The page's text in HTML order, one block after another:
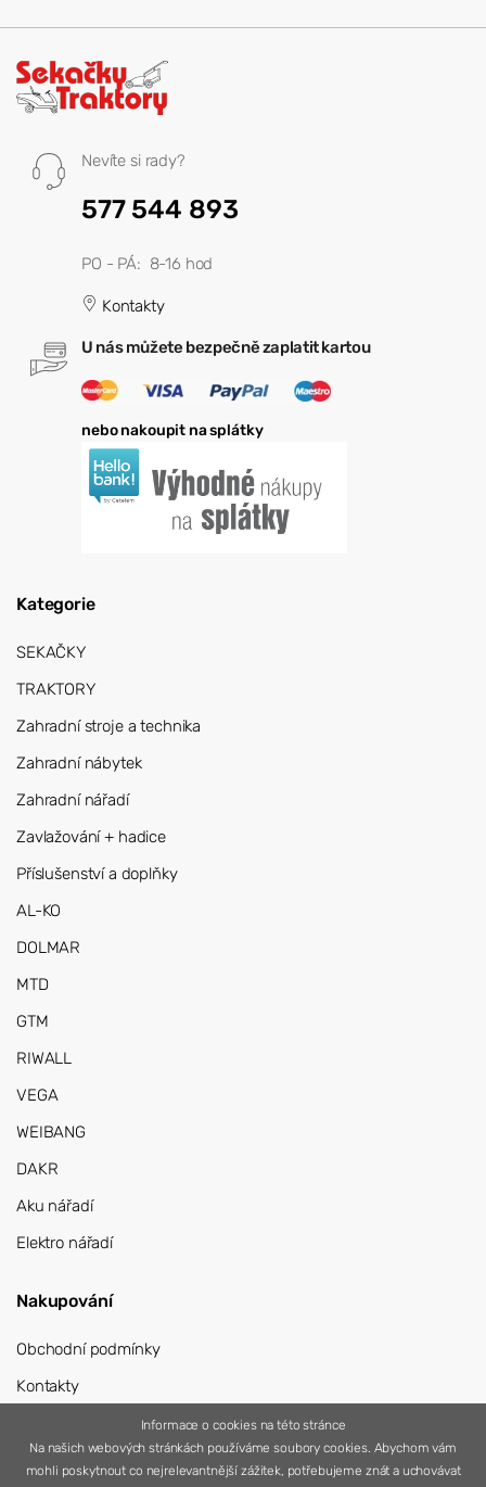
Nevíte si rady?
577 544 893
PO - PÁ: 8-16 hod
Kontakty
U nás můžete bezpečně zaplatit kartou
nebo nakoupit na splátky
Kategorie
SEKAČKY
TRAKTORY
Zahradní stroje a technika
Zahradní nábytek
Zahradní nářadí
Zavlažování + hadice
Příslušenství a doplňky
AL-KO
DOLMAR
MTD
GTM
RIWALL
VEGA
WEIBANG
DAKR
Aku nářadí
Elektro nářadí
Nakupování
Obchodní podmínky
Kontakty
Informace o cookies na této stránce
Na našich webových stránkách používáme soubory cookies. Abychom vám
mohli poskytnout co nejrelevantnější zážitek, potřebujeme znát a uchovávat